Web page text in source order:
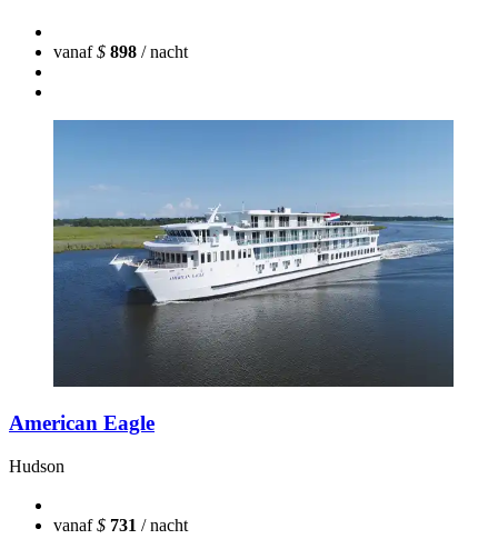
vanaf$ 898 / nacht
American Eagle
Hudson
vanaf$ 731 / nacht